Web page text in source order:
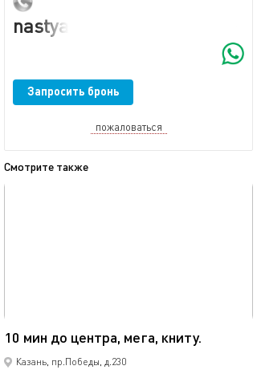
Запросить бронь
пожаловаться
Смотрите также
10 мин до центра, мега, книту.
Казань, пр.Победы, д.230